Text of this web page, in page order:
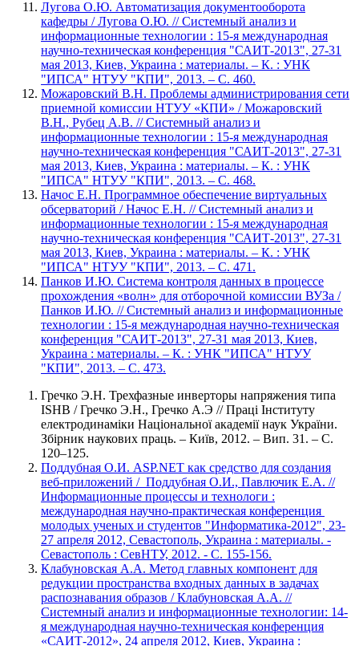
Лугова О.Ю. Автоматизация документооборота
кафедры / Лугова О.Ю. // Системный анализ и
информационные технологии : 15-я международная
научно-техническая конференция "САИТ-2013", 27-31
мая 2013, Киев, Украина : материалы. – К. : УНК
"ИПСА" НТУУ "КПИ", 2013. – С. 460.
Можаровский В.Н. Проблемы администрирования сети
приемной комиссии НТУУ «КПИ» / Можаровский
В.Н., Рубец А.В. // Системный анализ и
информационные технологии : 15-я международная
научно-техническая конференция "САИТ-2013", 27-31
мая 2013, Киев, Украина : материалы. – К. : УНК
"ИПСА" НТУУ "КПИ", 2013. – С. 468.
Начос Е.Н. Программное обеспечение виртуальных
обсерваторий / Начос Е.Н. // Системный анализ и
информационные технологии : 15-я международная
научно-техническая конференция "САИТ-2013", 27-31
мая 2013, Киев, Украина : материалы. – К. : УНК
"ИПСА" НТУУ "КПИ", 2013. – С. 471.
Панков И.Ю. Система контроля данных в процессе
прохождения «волн» для отборочной комиссии ВУЗа /
Панков И.Ю. // Системный анализ и информационные
технологии : 15-я международная научно-техническая
конференция "САИТ-2013", 27-31 мая 2013, Киев,
Украина : материалы. – К. : УНК "ИПСА" НТУУ
"КПИ", 2013. – С. 473.
Гречко Э.Н. Трехфазные инверторы напряжения типа
ISHB / Гречко Э.Н., Гречко А.Э // Праці Інституту
електродинаміки Національної академії наук України.
Збірник наукових праць. – Київ, 2012. – Вип. 31. – С.
120–125.
Поддубная О.И. ASP.NET как средство для создания
веб-приложений / Поддубная О.И., Павлючик Е.А. //
Информационные процессы и технологи :
международная научно-практическая конференция
молодых ученых и студентов "Информатика-2012", 23-
27 апреля 2012, Севастополь, Украина : материалы. -
Севастополь : СевНТУ, 2012. - С. 155-156.
Клабуновская А.А. Метод главных компонент для
редукции пространства входных данных в задачах
распознавания образов / Клабуновская А.А. //
Системный анализ и информационные технологии: 14-
я международная научно-техническая конференция
«САИТ-2012», 24 апреля 2012, Киев, Украина :